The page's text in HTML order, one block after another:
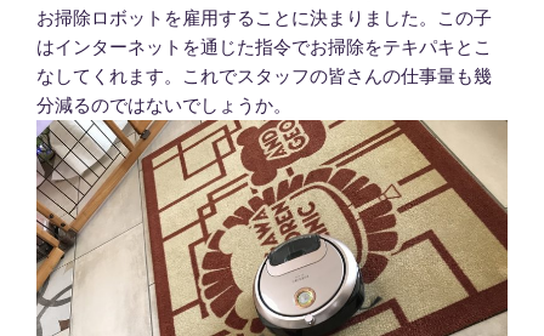
お掃除ロボットを雇用することに決まりました。この子
はインターネットを通じた指令でお掃除をテキパキとこ
なしてくれます。これでスタッフの皆さんの仕事量も幾
分減るのではないでしょうか。